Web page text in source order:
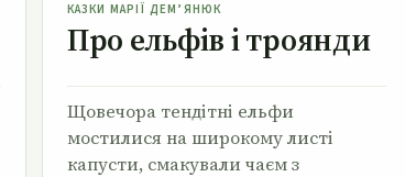
КАЗКИ МАРІЇ ДЕМ’ЯНЮК
Про ельфів і троянди
Щовечора тендітні ельфи
мостилися на широкому листі
капусти, смакували чаєм з